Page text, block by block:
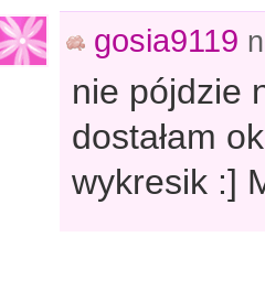
gosia9119
nie pójdzie
dostałam
wykresik :]